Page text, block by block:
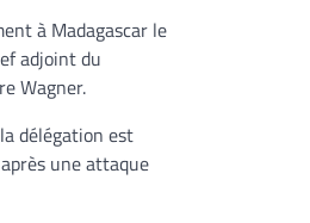
à Madagascar le
adjoint du
Wagner.
délégation est
une attaque